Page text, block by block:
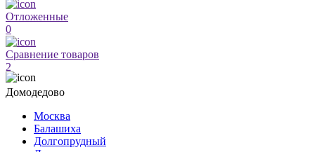
Отложенные
0
Сравнение товаров
2
Домодедово
Москва
Балашиха
Долгопрудный